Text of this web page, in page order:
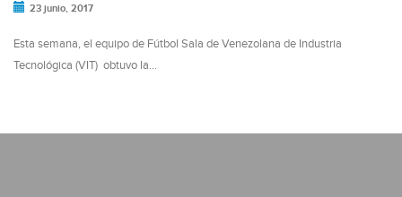
23 junio, 2017
Esta semana, el equipo de Fútbol Sala de Venezolana de Industria
Tecnológica (VIT) obtuvo la…